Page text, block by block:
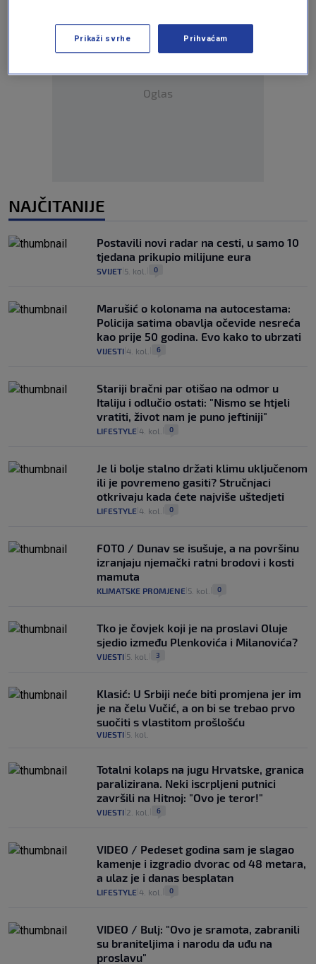
Oglas
NAJČITANIJE
Postavili novi radar na cesti, u samo 10
tjedana prikupio milijune eura
SVIJET 5. kol. 0
Marušić o kolonama na autocestama:
Policija satima obavlja očevide nesreća
kao prije 50 godina. Evo kako to ubrzati
VIJESTI 4. kol. 6
Stariji bračni par otišao na odmor u
Italiju i odlučio ostati: "Nismo se htjeli
vratiti, život nam je puno jeftiniji"
LIFESTYLE 4. kol. 0
Je li bolje stalno držati klimu uključenom
ili je povremeno gasiti? Stručnjaci
otkrivaju kada ćete najviše uštedjeti
LIFESTYLE 4. kol. 0
FOTO / Dunav se isušuje, a na površinu
izranjaju njemački ratni brodovi i kosti
mamuta
KLIMATSKE PROMJENE 5. kol. 0
Tko je čovjek koji je na proslavi Oluje
sjedio između Plenkovića i Milanovića?
VIJESTI 5. kol. 3
Klasić: U Srbiji neće biti promjena jer im
je na čelu Vučić, a on bi se trebao prvo
suočiti s vlastitom prošlošću
VIJESTI 5. kol.
Totalni kolaps na jugu Hrvatske, granica
paralizirana. Neki iscrpljeni putnici
završili na Hitnoj: "Ovo je teror!"
VIJESTI 2. kol. 6
VIDEO / Pedeset godina sam je slagao
kamenje i izgradio dvorac od 48 metara,
a ulaz je i danas besplatan
LIFESTYLE 4. kol. 0
VIDEO / Bulj: "Ovo je sramota, zabranili
su braniteljima i narodu da uđu na
proslavu"
Prikaži svrhe Prihvaćam